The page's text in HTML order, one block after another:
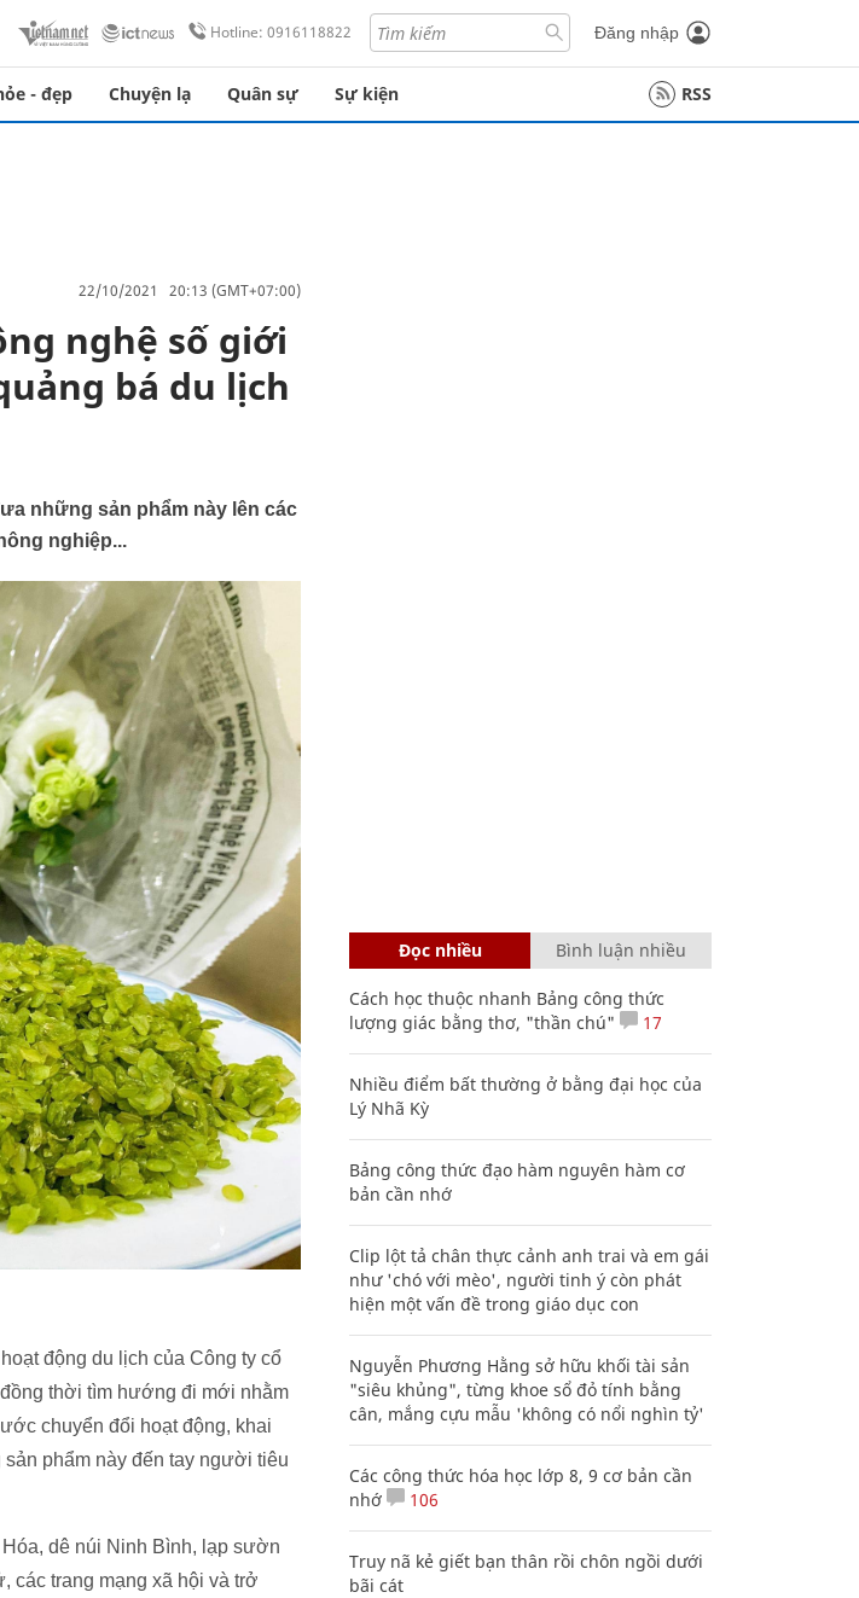
Hotline: 0916118822 Đăng nhập
- đẹp Chuyện lạ Quân sự Sự kiện RSS
22/10/2021 20:13 (GMT+07:00)
nghệ số giới
bá du lịch
những sản phẩm này lên các
nghiệp...
động du lịch của Công ty cổ
thời tìm hướng đi mới nhằm
chuyển đổi hoạt động, khai
phẩm này đến tay người tiêu
dê núi Ninh Bình, lạp sườn
các trang mạng xã hội và trở
Đọc nhiều Bình luận nhiều
Cách học thuộc nhanh Bảng công thức
lượng giác bằng thơ, "thần chú"
17
Nhiều điểm bất thường ở bằng đại học của
Lý Nhã Kỳ
Bảng công thức đạo hàm nguyên hàm cơ
bản cần nhớ
Clip lột tả chân thực cảnh anh trai và em gái
như 'chó với mèo', người tinh ý còn phát
hiện một vấn đề trong giáo dục con
Nguyễn Phương Hằng sở hữu khối tài sản
"siêu khủng", từng khoe sổ đỏ tính bằng
cân, mắng cựu mẫu 'không có nổi nghìn tỷ'
Các công thức hóa học lớp 8, 9 cơ bản cần
nhớ
106
Truy nã kẻ giết bạn thân rồi chôn ngồi dưới
bãi cát